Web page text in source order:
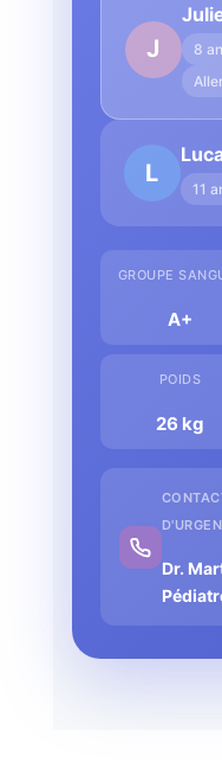
J 8
L
11
GROUPE
A+
POIDS
26 kg
Dr.